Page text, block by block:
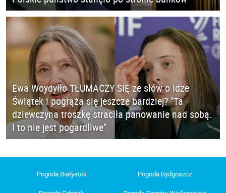
Ewa Woydyłło TŁUMACZY SIĘ ze słów o Idze
Świątek i pogrąża się jeszcze bardziej? "Ta
dziewczyna troszkę straciła panowanie nad sobą.
I to nie jest pogardliwe"
Pogoda Białystok Pogoda Bydgoszcz